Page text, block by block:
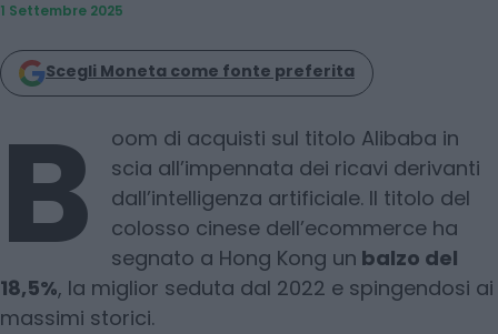
1 Settembre 2025
Scegli Moneta come fonte preferita
B
oom di acquisti sul titolo Alibaba in
scia all’impennata dei ricavi derivanti
dall’intelligenza artificiale. Il titolo del
colosso cinese dell’ecommerce ha
segnato a Hong Kong un balzo del
18,5%, la miglior seduta dal 2022 e spingendosi ai
massimi storici.